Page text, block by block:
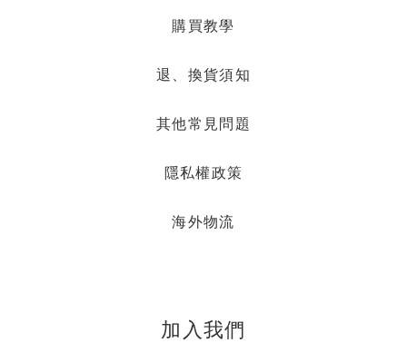
購買教學
退、換貨須知
其他常見問題
隱私權政策
海外物流
加入我們